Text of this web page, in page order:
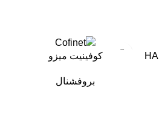
كوفينيت ميزو
بروفشنال